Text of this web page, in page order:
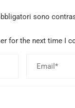
sono
for the next time I